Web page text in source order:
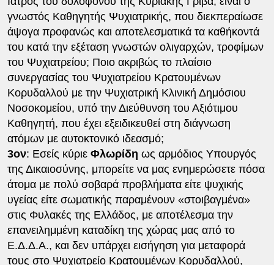
γνωστός Καθηγητής Ψυχιατρικής, που διεκπεραίωσε
άψογα προφανώς και αποτελεσματικά τα καθήκοντά
του κατά την εξέταση γνωστών ολιγαρχών, τροφίμων
του Ψυχιατρείου; Ποιο ακριβώς το πλαίσιο
συνεργασίας του Ψυχιατρείου Κρατουμένων
Κορυδαλλού με την Ψυχιατρική Κλινική Δημόσιου
Νοσοκομείου, υπό την Διεύθυνση του Αξιότιμου
Καθηγητή, που έχει εξειδικευθεί στη διάγνωση
ατόμων με αυτοκτονικό ιδεασμό;
3ον: Εσείς κύριε Φλωρίδη ως αρμόδιος Υπουργός
της Δικαιοσύνης, μπορείτε να μας ενημερώσετε πόσα
άτομα με πολύ σοβαρά προβλήματα είτε ψυχικής
υγείας είτε σωματικής παραμένουν «στοιβαγμένα»
στις Φυλακές της Ελλάδος, με αποτέλεσμα την
επανειλημμένη καταδίκη της χώρας μας από το
Ε.Δ.Δ.Α., και δεν υπάρχει εισήγηση για μεταφορά
τους στο Ψυχιατρείο Κρατουμένων Κορυδαλλού,